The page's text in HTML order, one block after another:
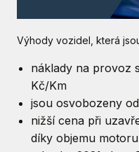
Výhody vozidel, která
náklady na provoz
Kč/Km
jsou osvobozeny
nižší cena při
díky objemu motoru